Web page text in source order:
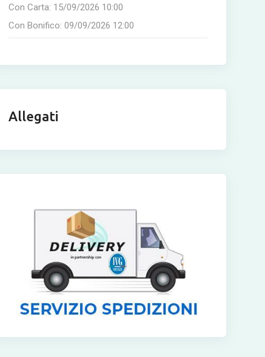
Con Carta: 15/09/2026 10:00
Con Bonifico: 09/09/2026 12:00
Allegati